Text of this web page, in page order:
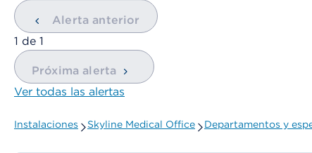
Alerta anterior
mostrando
1 de 1
Próxima alerta
Ver todas las alertas
Instalaciones Skyline Medical Office Departamentos y